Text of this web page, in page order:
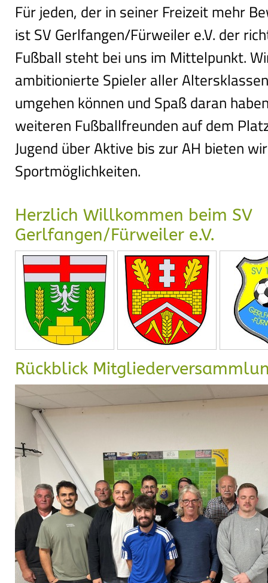
Für jeden, der in seiner Freizeit mehr
ist SV Gerlfangen/Fürweiler e.V. der
Fußball steht bei uns im Mittelpunkt.
ambitionierte Spieler aller
umgehen können und Spaß daran
weiteren Fußballfreunden auf dem
Jugend über Aktive bis zur AH bieten
Sportmöglichkeiten.
Herzlich Willkommen beim SV
Gerlfangen/Fürweiler e.V.
Rückblick